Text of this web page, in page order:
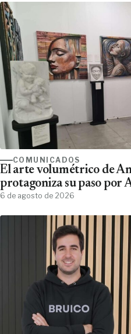
COMUNICADOS
El arte volumétrico de
protagoniza su paso
6 de agosto de 2026